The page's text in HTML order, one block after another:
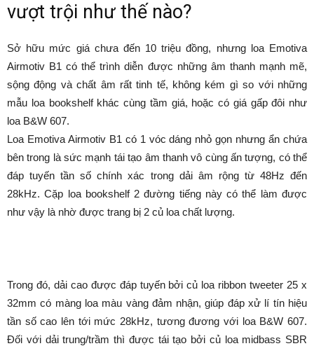
vượt trội như thế nào?
Sở hữu mức giá chưa đến 10 triệu đồng, nhưng loa Emotiva
Airmotiv B1 có thể trình diễn được những âm thanh mạnh mẽ,
sộng động và chất âm rất tinh tế, không kém gì so với những
mẫu loa bookshelf khác cùng tầm giá, hoặc có giá gấp đôi như
loa B&W 607.
Loa Emotiva Airmotiv B1 có 1 vóc dáng nhỏ gọn nhưng ẩn chứa
bên trong là sức mạnh tái tạo âm thanh vô cùng ấn tượng, có thể
đáp tuyến tần số chính xác trong dải âm rộng từ 48Hz đến
28kHz. Cặp loa bookshelf 2 đường tiếng này có thể làm được
như vậy là nhờ được trang bị 2 củ loa chất lượng.
Trong đó, dải cao được đáp tuyến bởi củ loa ribbon tweeter 25 x
32mm có màng loa màu vàng đảm nhận, giúp đáp xử lí tín hiệu
tần số cao lên tới mức 28kHz, tương đương với loa B&W 607.
Đối với dải trung/trầm thì được tái tạo bởi củ loa midbass SBR